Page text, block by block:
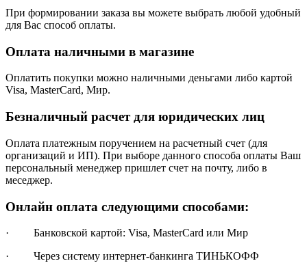
При формировании заказа вы можете выбрать любой удобный
для Вас способ оплаты.
Оплата наличными в магазине
Оплатить покупки можно наличными деньгами либо картой
Visa, MasterCard, Мир.
Безналичный расчет для юридических лиц
Оплата платежным поручением на расчетный счет (для
организаций и ИП). При выборе данного способа оплаты Ваш
персональный менеджер пришлет счет на почту, либо в
меседжер.
Онлайн оплата следующими способами:
· Банковской картой: Visa, MasterCard или Мир
· Через систему интернет-банкинга ТИНЬКОФФ